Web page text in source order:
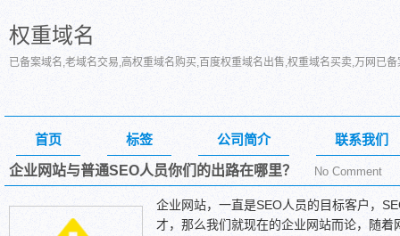
权重域名
已备案域名,老域名交易,高权重域名购买,百度权重域名出售,权重域名买卖,万网已
首页 标签 公司简介 联系我们
企业网站与普通SEO人员你们的出路在哪里？ No Comment
企业网站，一直是SEO人员的目标客户，
才，那么我们就现在的企业网站而论，随